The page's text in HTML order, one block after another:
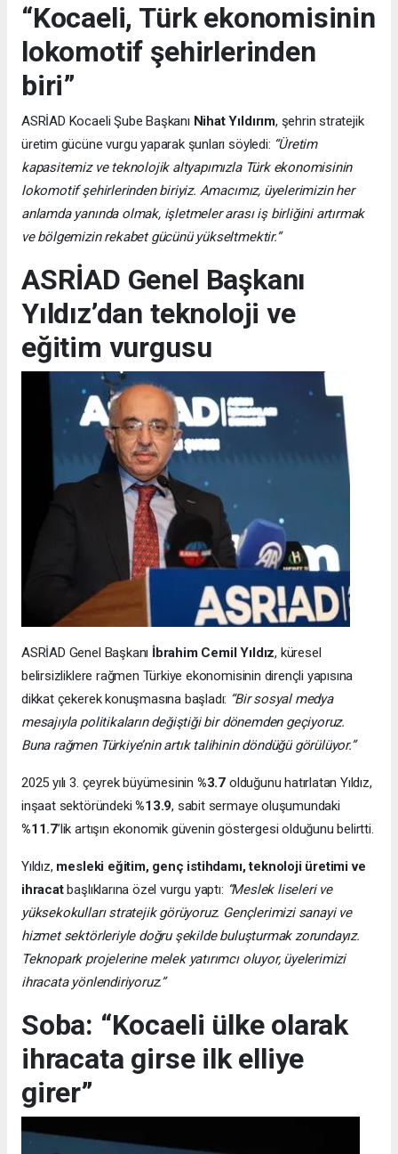
“Kocaeli, Türk ekonomisinin
lokomotif şehirlerinden
biri”
ASRİAD Kocaeli Şube Başkanı Nihat Yıldırım, şehrin stratejik
üretim gücüne vurgu yaparak şunları söyledi: “Üretim
kapasitemiz ve teknolojik altyapımızla Türk ekonomisinin
lokomotif şehirlerinden biriyiz. Amacımız, üyelerimizin her
anlamda yanında olmak, işletmeler arası iş birliğini artırmak
ve bölgemizin rekabet gücünü yükseltmektir.”
ASRİAD Genel Başkanı
Yıldız’dan teknoloji ve
eğitim vurgusu
ASRİAD Genel Başkanı İbrahim Cemil Yıldız, küresel
belirsizliklere rağmen Türkiye ekonomisinin dirençli yapısına
dikkat çekerek konuşmasına başladı: “Bir sosyal medya
mesajıyla politikaların değiştiği bir dönemden geçiyoruz.
Buna rağmen Türkiye’nin artık talihinin döndüğü görülüyor.”
2025 yılı 3. çeyrek büyümesinin %3.7 olduğunu hatırlatan Yıldız,
inşaat sektöründeki%13.9, sabit sermaye oluşumundaki
%11.7’lik artışın ekonomik güvenin göstergesi olduğunu belirtti.
Yıldız, mesleki eğitim, genç istihdamı, teknoloji üretimi ve
ihracatbaşlıklarına özel vurgu yaptı: “Meslek liseleri ve
yüksekokulları stratejik görüyoruz. Gençlerimizi sanayi ve
hizmet sektörleriyle doğru şekilde buluşturmak zorundayız.
Teknopark projelerine melek yatırımcı oluyor, üyelerimizi
ihracata yönlendiriyoruz.”
Soba: “Kocaeli ülke olarak
ihracata girse ilk elliye
girer”